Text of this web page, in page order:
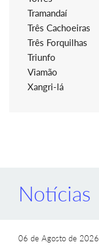
Tramandaí
Três Cachoeiras
Três Forquilhas
Triunfo
Viamão
Xangri-lá
Notícias
06 de Agosto de 2026